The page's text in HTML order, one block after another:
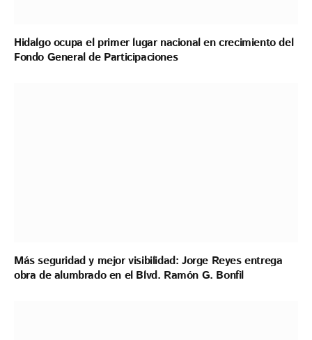
Hidalgo ocupa el primer lugar nacional en crecimiento del
Fondo General de Participaciones
Más seguridad y mejor visibilidad: Jorge Reyes entrega
obra de alumbrado en el Blvd. Ramón G. Bonfil